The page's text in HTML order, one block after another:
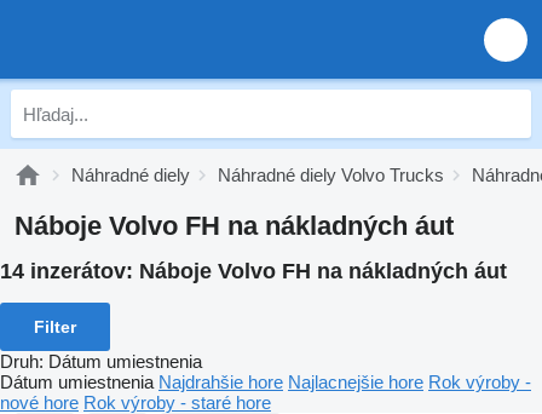
Náhradné diely Náhradné diely Volvo Trucks
Náboje Volvo FH na nákladných áut
14 inzerátov: Náboje Volvo FH na nákladných áut
Filter
Druh: Dátum umiestnenia
Dátum umiestnenia Najdrahšie hore Najlacnejšie hore Rok výroby -
nové hore Rok výroby - staré hore